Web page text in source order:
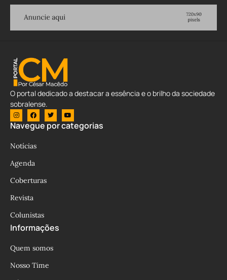
O portal dedicado a destacar a essência e o brilho da sociedade
sobralense.
Navegue por categorias
Notícias
Agenda
Coberturas
Revista
Colunistas
Informações
Quem somos
Nosso Time